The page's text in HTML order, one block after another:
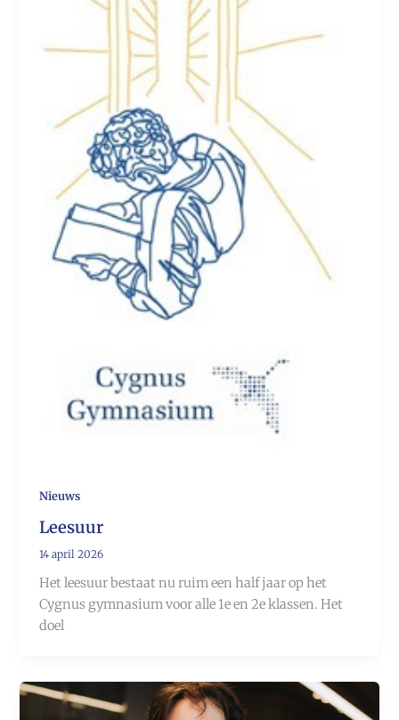
Nieuws
Leesuur
14 april 2026
Het leesuur bestaat nu ruim een half jaar op het
Cygnus gymnasium voor alle 1e en 2e klassen. Het
doel